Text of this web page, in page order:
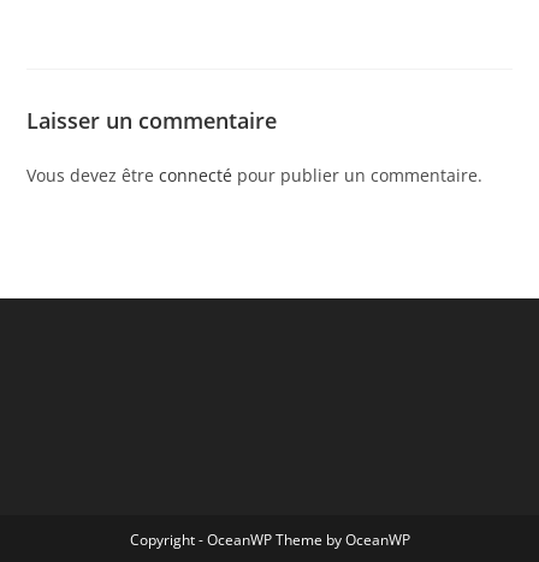
Laisser un commentaire
Vous devez êtreconnecté pour publier un commentaire.
Copyright - OceanWP Theme by OceanWP